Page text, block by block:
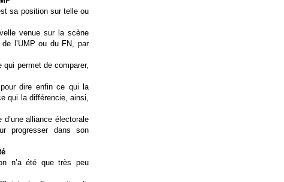
sa position sur telle ou
venue sur la scène
l’UMP ou du FN, par
qui permet de comparer,
dire enfin ce qui la
qui la différencie, ainsi,
alliance électorale
progresser dans son
n’a été que très peu